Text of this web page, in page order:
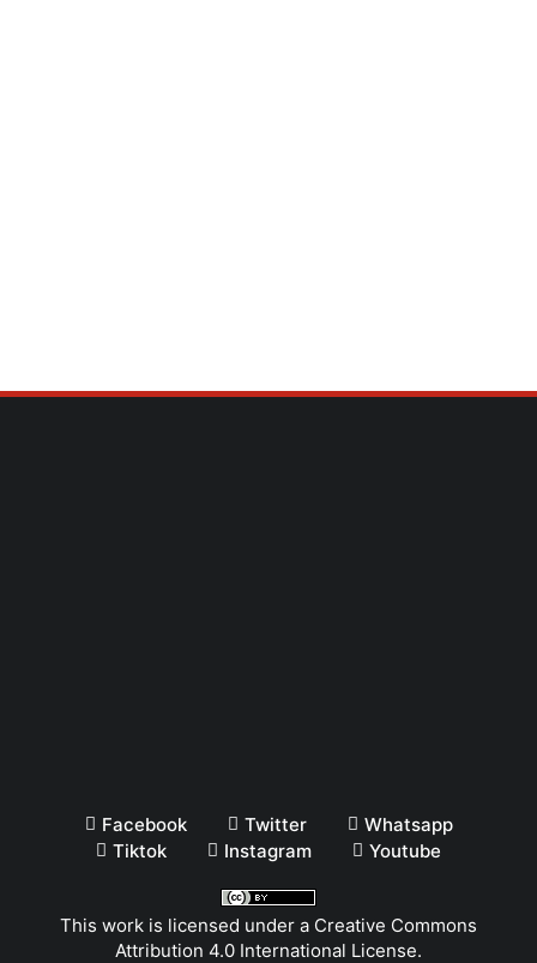
Facebook Twitter
Whatsapp
Tiktok
Instagram Youtube
This work is licensed under a Creative Commons
Attribution 4.0 International License.